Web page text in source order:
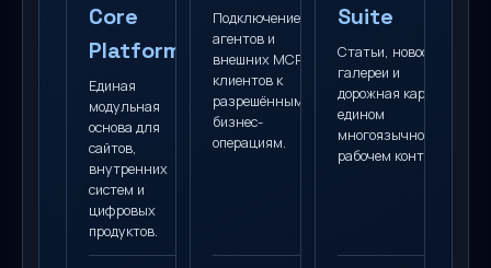
Core
Platform
Единая
модульная
основа для
сайтов,
внутренних
систем и
цифровых
продуктов.
Подключение ИИ-
агентов и
внешних MCP-
клиентов к
разрешённым
бизнес-
операциям.
Suite
Статьи, новости,
галереи и
дорожная карта в
едином
многоязычном
рабочем контуре.